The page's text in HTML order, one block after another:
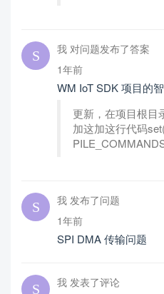
我 对问题发布了答案
1年前
WM IoT SDK 项目的
更新，在项目根目
加这加这行代码
我 发布了问题
1年前
SPI DMA 传输问题
我 发表了评论